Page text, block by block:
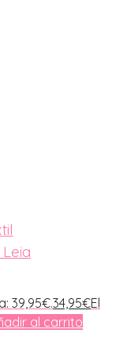
39,95€.34,95€El
al carrito